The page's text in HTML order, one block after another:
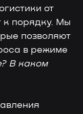
от
к порядку. Мы
позволяют
в режиме
В каком